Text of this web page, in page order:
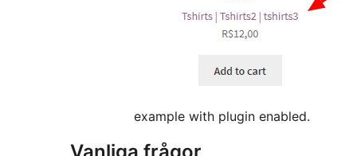
example with plugin enabled.